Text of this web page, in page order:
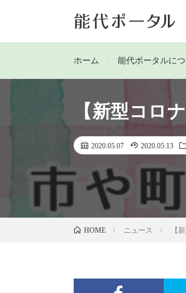
ホーム 能代ポータルに
【新型コロ
2020.05.07 2020.05.13
HOME ニュース 【